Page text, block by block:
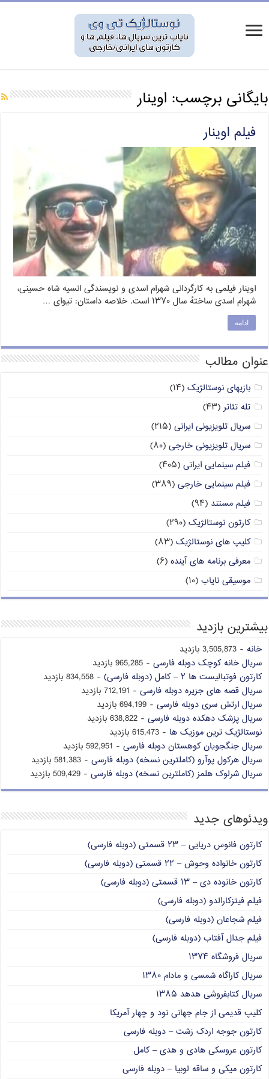
بایگانی برچسب: اوینار
فیلم اوینار
اوینار فیلمی به کارگردانی شهرام اسدی و نویسندگی انسیه شاه حسینی،
شهرام اسدی ساختهٔ سال ۱۳۷۰ است. خلاصه داستان: تیوای …
ادامه
عنوان مطالب
بازیهای نوستالژیک (۱۴)
تله تئاتر (۴۳)
سریال تلویزیونی ایرانی (۲۱۵)
سریال تلویزیونی خارجی (۸۰)
فیلم سینمایی ایرانی (۴۰۵)
فیلم سینمایی خارجی (۳۸۹)
فیلم مستند (۹۴)
کارتون نوستالژیک (۲۹۰)
کلیپ های نوستالژیک (۸۳)
معرفی برنامه های آینده (۶)
موسیقی نایاب (۱۰)
بیشترین بازدید
خانه - 3,505,873 بازدید
سریال خانه کوچک دوبله فارسی - 965,285 بازدید
کارتون فوتبالیست ها ۲ – کامل (دوبله فارسی)
- 834,558 بازدید
سریال قصه های جزیره دوبله فارسی - 712,191 بازدید
سریال ارتش سری دوبله فارسی - 694,199 بازدید
سریال پزشک دهکده دوبله فارسی - 638,822 بازدید
نوستالژیک ترین موزیک ها - 615,473 بازدید
سریال جنگجویان کوهستان دوبله فارسی - 592,951 بازدید
سریال هرکول پوآرو (کاملترین نسخه) دوبله فارسی - 581,383 بازدید
سریال شرلوک هلمز (کاملترین نسخه) دوبله فارسی - 509,429 بازدید
ویدئوهای جدید
کارتون فانوس دریایی – ۲۳ قسمتی (دوبله فارسی)
کارتون خانواده وحوش – ۲۲ قسمتی (دوبله فارسی)
کارتون خانوده دی – ۱۳ قسمتی (دوبله فارسی)
فیلم فیتزکارالدو (دوبله فارسی)
فیلم شجاعان (دوبله فارسی)
فیلم جدال آفتاب (دوبله فارسی)
سریال فروشگاه ۱۳۷۴
سریال کاراگاه شمسی و مادام ۱۳۸۰
سریال کتابفروشی هدهد ۱۳۸۵
کلیپ قدیمی از جام جهانی نود و چهار آمریکا
کارتون جوجه اردک زشت – دوبله فارسی
کارتون عروسکی هادی و هدی – کامل
کارتون میکی و ساقه لوبیا – دوبله فارسی